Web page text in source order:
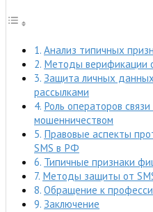
Анализ типичных
Методы верификации
Защита личных
рассылками
Роль операторов
мошенничеством
Правовые аспекты
SMS в РФ
Типичные признаки
Методы защиты от
Обращение к
Заключение